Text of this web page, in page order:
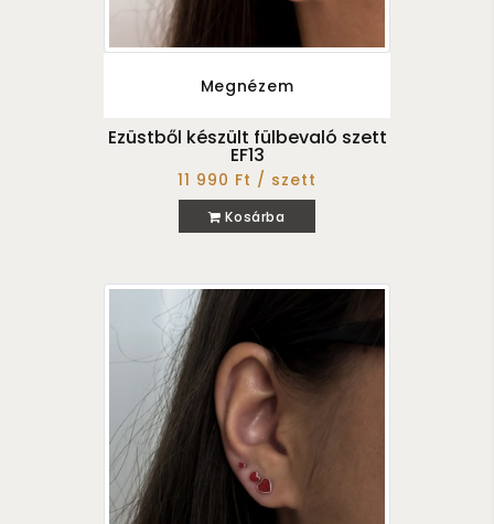
Megnézem
Ezüstből készült fülbevaló szett
EF13
11 990 Ft / szett
Kosárba